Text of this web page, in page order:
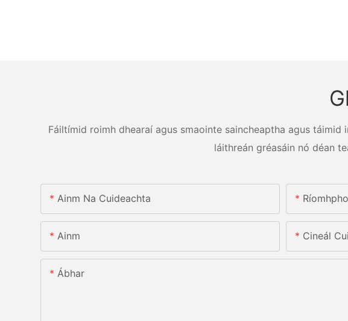
Fáiltímid roimh dhearaí agus smaointe saincheaptha agus
láithreán gréasáin nó déan
Ainm Na Cuideachta
Ainm Cineál
Ábhar